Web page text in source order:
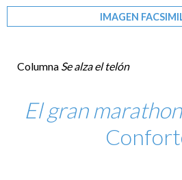
IMAGEN
Columna Se alza el telón
El gran marathon